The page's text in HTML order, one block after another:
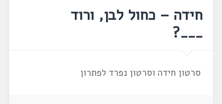
חידה – כחול לבן, ורוד
___?
סרטון חידה וסרטון נפרד לפתרון